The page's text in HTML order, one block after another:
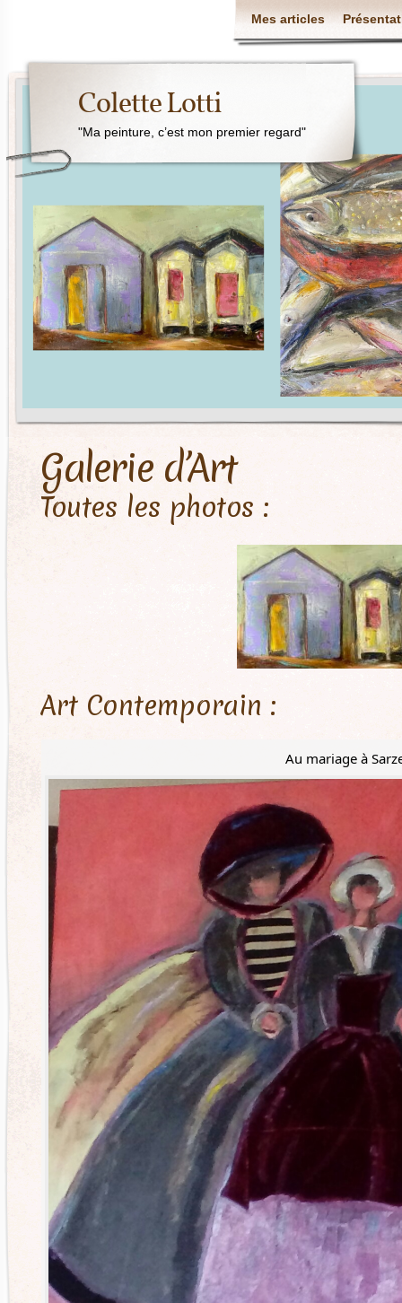
Mes articles
Colette Lotti
"Ma peinture, c’est mon premier regard"
Galerie d’Art
Toutes les photos :
Art Contemporain :
Au mariage à